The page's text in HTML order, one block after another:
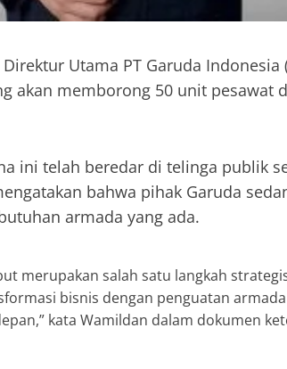
Direktur Utama PT Garuda Indonesia
akan memborong 50 unit pesawat
ini telah beredar di telinga publik
bahwa pihak Garuda
armada yang ada.
merupakan salah satu langkah
bisnis dengan penguatan
kata Wamildan dalam dokumen